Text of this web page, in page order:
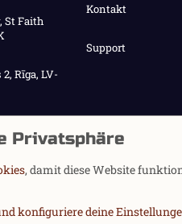
St Faith
Rīga, LV-
Kontakt
Support
Privatsphäre
, damit diese Website
konfiguriere deine